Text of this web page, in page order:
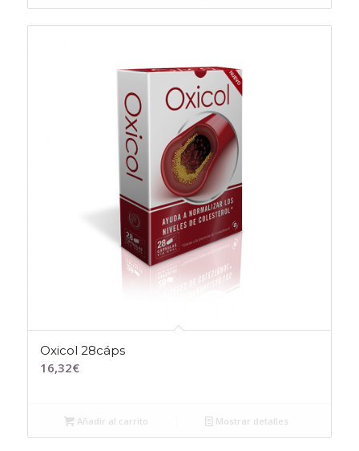
Oxicol 28cáps
16,32€
Añadir al carrito Mostrar detalles